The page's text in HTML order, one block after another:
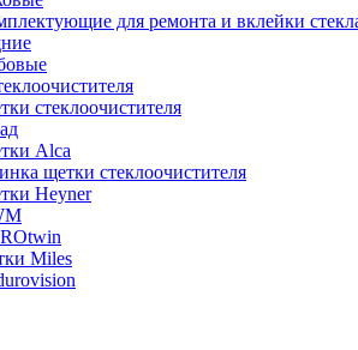
для ремонта и вклейки
стеклоочистителя
Alca
щетки стеклоочистителя
Heyner
Miles